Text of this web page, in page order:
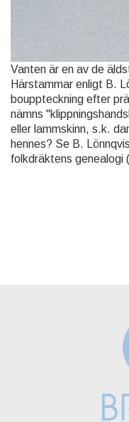
Vanten är en av de
Härstammar enligt B.
bouppteckning efter
nämns
eller lammskinn, s.k.
hennes? Se B.
folkdräktens genealogi